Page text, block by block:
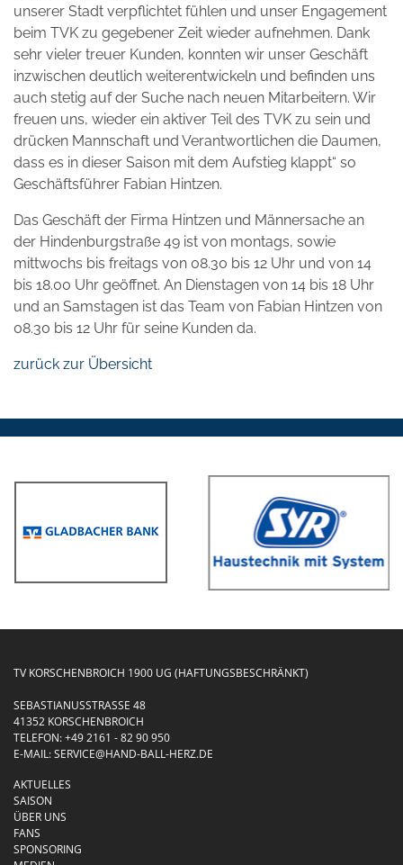
unserer Stadt verpflichtet fühlen und unser Engagement
beim TVK zu gegebener Zeit wieder aufnehmen. Dank
sehr vieler treuer Kunden, konnten wir unser Geschäft
inzwischen deutlich weiterentwickeln und befinden uns
auch stetig auf der Suche nach neuen Mitarbeitern. Wir
freuen uns, wieder ein aktiver Teil des TVK zu sein und
drücken Mannschaft und Verantwortlichen die Daumen,
dass es in dieser Saison mit dem Aufstieg klappt“ so
Geschäftsführer Fabian Hintzen.
Das Geschäft der Firma Hintzen und Männersache an
der Hindenburgstraße 49 ist von montags, sowie
mittwochs bis freitags von 08.30 bis 12 Uhr und von 14
bis 18.00 Uhr geöffnet. An Dienstagen von 14 bis 18 Uhr
und an Samstagen ist das Team von Fabian Hintzen von
08.30 bis 12 Uhr für seine Kunden da.
zurück zur Übersicht
TV KORSCHENBROICH 1900 UG (HAFTUNGSBESCHRÄNKT)
SEBASTIANUSSTRASSE 48
41352 KORSCHENBROICH
TELEFON:+49 2161 - 82 90 950
E-MAIL:SERVICE@HAND-BALL-HERZ.DE
AKTUELLES
SAISON
ÜBER UNS
FANS
SPONSORING